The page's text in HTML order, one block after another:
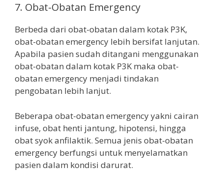
7. Obat-Obatan Emergency
Berbeda dari obat-obatan dalam kotak P3K,
obat-obatan emergency lebih bersifat lanjutan.
Apabila pasien sudah ditangani menggunakan
obat-obatan dalam kotak P3K maka obat-
obatan emergency menjadi tindakan
pengobatan lebih lanjut.
Beberapa obat-obatan emergency yakni cairan
infuse, obat henti jantung, hipotensi, hingga
obat syok anfilaktik. Semua jenis obat-obatan
emergency berfungsi untuk menyelamatkan
pasien dalam kondisi darurat.